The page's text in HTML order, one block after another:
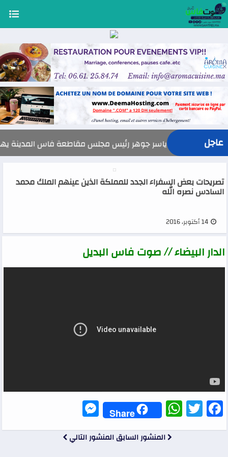
عاجل السيد ياسر جوهر رئيس مجلس مقاطعة فاس المدينة يهنئ صاحب
تصريحات بعض السفراء الجدد للمملكة الذين عينهم الملك محمد
السادس نصره الله
14 أكتوبر، 2016
الدار البيضاء // صوت فاس البديل
Facebook
Twitter
WhatsApp
Share
المنشور السابقالمنشور التالي